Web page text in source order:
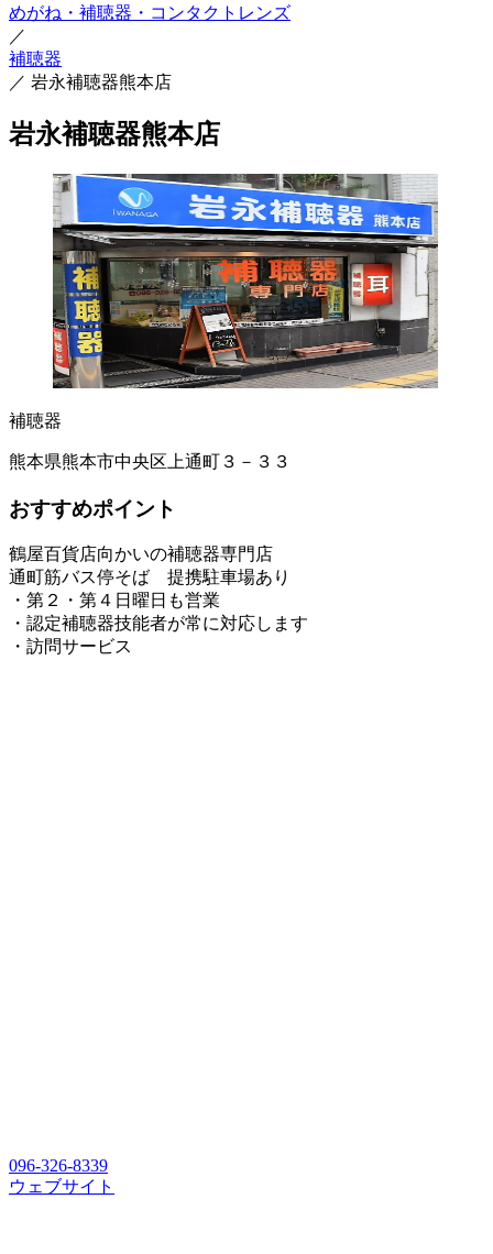
めがね・補聴器・コンタクトレンズ
／
補聴器
／ 岩永補聴器熊本店
岩永補聴器熊本店
補聴器
熊本県熊本市中央区上通町３－３３
おすすめポイント
鶴屋百貨店向かいの補聴器専門店
通町筋バス停そば 提携駐車場あり
・第２・第４日曜日も営業
・認定補聴器技能者が常に対応します
・訪問サービス
096-326-8339
ウェブサイト